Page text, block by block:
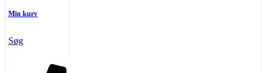
Min kurv
Søg